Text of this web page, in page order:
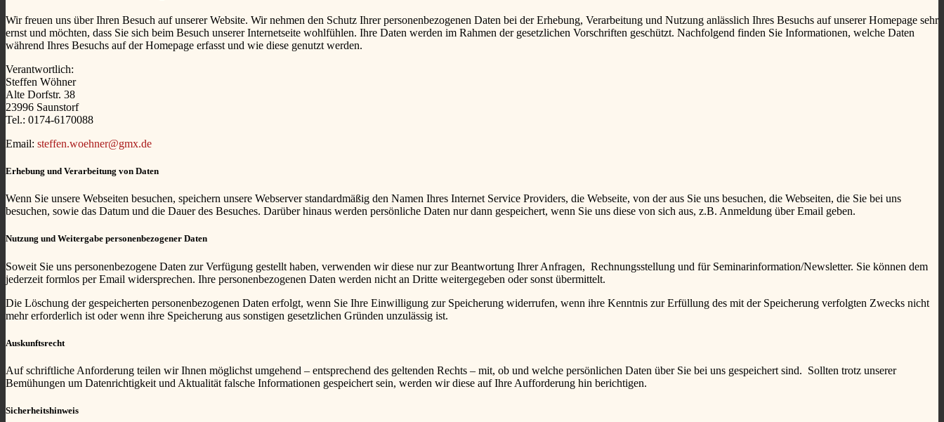
Wir freuen uns über Ihren Besuch auf unserer Website. Wir nehmen den Schutz Ihrer personenbezogenen Daten bei der Erhebung, Verarbeitung und Nutzung anlässlich Ihres Besuchs auf unserer Homepage sehr
ernst und möchten, dass Sie sich beim Besuch unserer Internetseite wohlfühlen. Ihre Daten werden im Rahmen der gesetzlichen Vorschriften geschützt. Nachfolgend finden Sie Informationen, welche Daten
während Ihres Besuchs auf der Homepage erfasst und wie diese genutzt werden.
Verantwortlich:
Steffen Wöhner
Alte Dorfstr. 38
23996 Saunstorf
Tel.: 0174-6170088
Email: steffen.woehner@gmx.de
Erhebung und Verarbeitung von Daten
Wenn Sie unsere Webseiten besuchen, speichern unsere Webserver standardmäßig den Namen Ihres Internet Service Providers, die Webseite, von der aus Sie uns besuchen, die Webseiten, die Sie bei uns
besuchen, sowie das Datum und die Dauer des Besuches. Darüber hinaus werden persönliche Daten nur dann gespeichert, wenn Sie uns diese von sich aus, z.B. Anmeldung über Email geben.
Nutzung und Weitergabe personenbezogener Daten
Soweit Sie uns personenbezogene Daten zur Verfügung gestellt haben, verwenden wir diese nur zur Beantwortung Ihrer Anfragen, Rechnungsstellung und für Seminarinformation/Newsletter. Sie können dem
jederzeit formlos per Email widersprechen. Ihre personenbezogenen Daten werden nicht an Dritte weitergegeben oder sonst übermittelt.
Die Löschung der gespeicherten personenbezogenen Daten erfolgt, wenn Sie Ihre Einwilligung zur Speicherung widerrufen, wenn ihre Kenntnis zur Erfüllung des mit der Speicherung verfolgten Zwecks nicht
mehr erforderlich ist oder wenn ihre Speicherung aus sonstigen gesetzlichen Gründen unzulässig ist.
Auskunftsrecht
Auf schriftliche Anforderung teilen wir Ihnen möglichst umgehend – entsprechend des geltenden Rechts – mit, ob und welche persönlichen Daten über Sie bei uns gespeichert sind. Sollten trotz unserer
Bemühungen um Datenrichtigkeit und Aktualität falsche Informationen gespeichert sein, werden wir diese auf Ihre Aufforderung hin berichtigen.
Sicherheitshinweis